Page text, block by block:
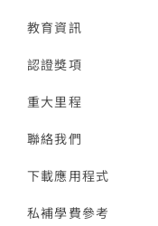
教育資訊
認證獎項
重大里程
聯絡我們
下載應用程式
私補學費參考